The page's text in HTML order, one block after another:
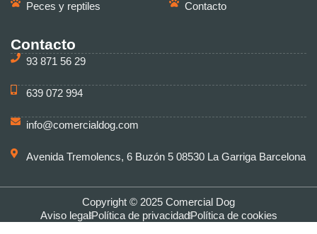
Peces y reptiles Contacto
Contacto
93 871 56 29
639 072 994
info@comercialdog.com
Avenida Tremolencs, 6 Buzón 5 08530 La Garriga Barcelona
Copyright © 2025 Comercial Dog
Aviso legal Política de privacidadPolítica de cookies